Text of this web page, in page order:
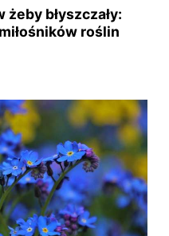
błyszczały:
roślin